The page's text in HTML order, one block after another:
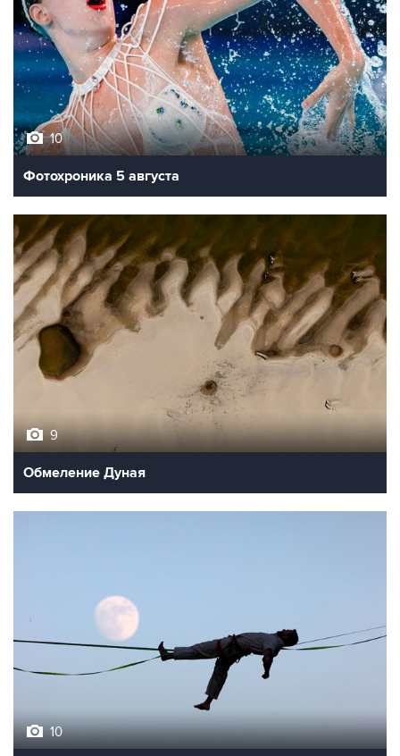
10
Фотохроника 5 августа
9
Обмеление Дуная
10